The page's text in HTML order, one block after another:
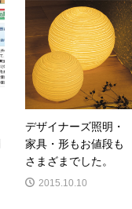
デザイナーズ照明・
家具・形もお値段も
さまざまでした。
2015.10.10